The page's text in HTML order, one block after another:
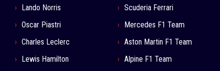
Lando Norris
Oscar Piastri
Charles Leclerc
Lewis Hamilton
Scuderia Ferrari
Mercedes F1 Team
Aston Martin F1 Team
Alpine F1 Team